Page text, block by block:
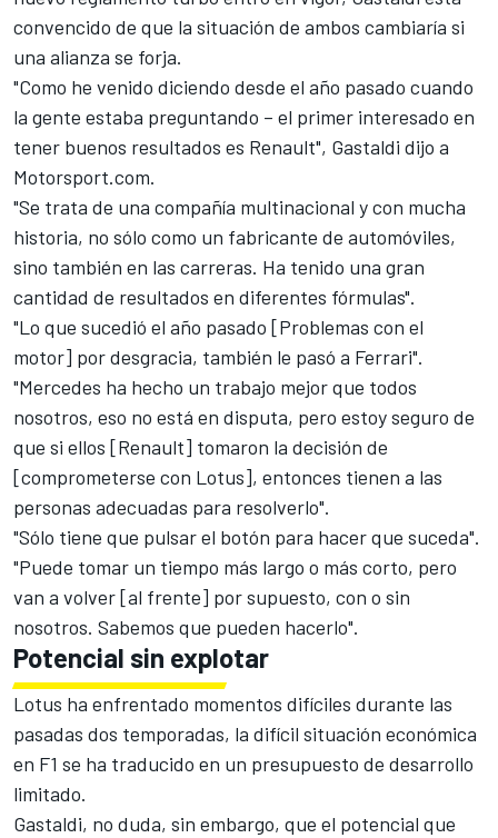
convencido de que la situación de ambos cambiaría si
una alianza se forja.
"Como he venido diciendo desde el año pasado cuando
la gente estaba preguntando – el primer interesado en
tener buenos resultados es Renault", Gastaldi dijo a
Motorsport.com.
"Se trata de una compañía multinacional y con mucha
historia, no sólo como un fabricante de automóviles,
sino también en las carreras. Ha tenido una gran
cantidad de resultados en diferentes fórmulas".
"Lo que sucedió el año pasado [Problemas con el
motor] por desgracia, también le pasó a Ferrari".
"Mercedes ha hecho un trabajo mejor que todos
nosotros, eso no está en disputa, pero estoy seguro de
que si ellos [Renault] tomaron la decisión de
[comprometerse con Lotus], entonces tienen a las
personas adecuadas para resolverlo".
"Sólo tiene que pulsar el botón para hacer que suceda".
"Puede tomar un tiempo más largo o más corto, pero
van a volver [al frente] por supuesto, con o sin
nosotros. Sabemos que pueden hacerlo".
Potencial sin explotar
Lotus ha enfrentado momentos difíciles durante las
pasadas dos temporadas, la difícil situación económica
en F1 se ha traducido en un presupuesto de desarrollo
limitado.
Gastaldi, no duda, sin embargo, que el potencial que